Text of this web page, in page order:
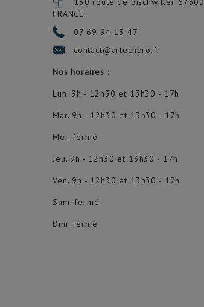
FRANCE
07 69 94 13 47
contact@artechpro.fr
Nos horaires :
Lun. 9h - 12h30 et 13h30 - 17h
Mar. 9h - 12h30 et 13h30 - 17h
Mer. fermé
Jeu. 9h - 12h30 et 13h30 - 17h
Ven. 9h - 12h30 et 13h30 - 17h
Sam. fermé
Dim. fermé